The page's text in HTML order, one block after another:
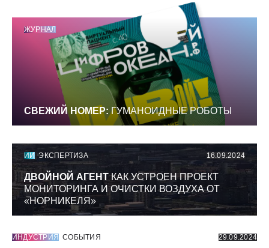
ЖУРНАЛ
СВЕЖИЙ НОМЕР: ГУМАНОИДНЫЕ РОБОТЫ
ИИ ЭКСПЕРТИЗА 16.09.2024
ДВОЙНОЙ АГЕНТКАК УСТРОЕН ПРОЕКТ
МОНИТОРИНГА И ОЧИСТКИ ВОЗДУХА ОТ
«НОРНИКЕЛЯ»
ИНДУСТРИЯ СОБЫТИЯ 29.09.2024